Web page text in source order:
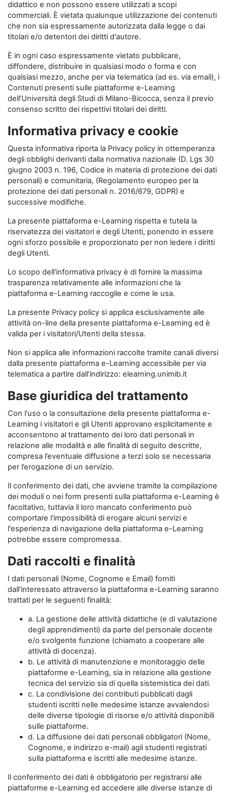
didattico e non possono essere utilizzati a scopi
commerciali. È vietata qualunque utilizzazione dei contenuti
che non sia espressamente autorizzata dalla legge o dai
titolari e/o detentori dei diritti d'autore.
È in ogni caso espressamente vietato pubblicare,
diffondere, distribuire in qualsiasi modo o forma e con
qualsiasi mezzo, anche per via telematica (ad es. via email), i
Contenuti presenti sulle piattaforme e-Learning
dell’Università degli Studi di Milano-Bicocca, senza il previo
consenso scritto dei rispettivi titolari dei diritti.
Informativa privacy e cookie
Questa informativa riporta la Privacy policy in ottemperanza
degli obblighi derivanti dalla normativa nazionale (D. Lgs 30
giugno 2003 n. 196, Codice in materia di protezione dei dati
personali) e comunitaria, (Regolamento europeo per la
protezione dei dati personali n. 2016/679, GDPR) e
successive modifiche.
La presente piattaforma e-Learning rispetta e tutela la
riservatezza dei visitatori e degli Utenti, ponendo in essere
ogni sforzo possibile e proporzionato per non ledere i diritti
degli Utenti.
Lo scopo dell'informativa privacy è di fornire la massima
trasparenza relativamente alle informazioni che la
piattaforma e-Learning raccoglie e come le usa.
La presente Privacy policy si applica esclusivamente alle
attività on-line della presente piattaforma e-Learning ed è
valida per i visitatori/Utenti della stessa.
Non si applica alle informazioni raccolte tramite canali diversi
dalla presente piattaforma e-Learning accessibile per via
telematica a partire dall’indirizzo: elearning.unimib.it
Base giuridica del trattamento
Con l'uso o la consultazione della presente piattaforma e-
Learning i visitatori e gli Utenti approvano esplicitamente e
acconsentono al trattamento dei loro dati personali in
relazione alle modalità e alle finalità di seguito descritte,
compresa l’eventuale diffusione a terzi solo se necessaria
per l’erogazione di un servizio.
Il conferimento dei dati, che avviene tramite la compilazione
dei moduli o nei form presenti sulla piattaforma e-Learning è
facoltativo, tuttavia il loro mancato conferimento può
comportare l'impossibilità di erogare alcuni servizi e
l'esperienza di navigazione della piattaforma e-Learning
potrebbe essere compromessa.
Dati raccolti e finalità
I dati personali (Nome, Cognome e Email) forniti
dall’interessato attraverso la piattaforma e-Learning saranno
trattati per le seguenti finalità:
a. La gestione delle attività didattiche (e di valutazione
degli apprendimenti) da parte del personale docente
e/o svolgente funzione (chiamato a cooperare alle
attività di docenza).
b. Le attività di manutenzione e monitoraggio delle
piattaforme e-Learning, sia in relazione alla gestione
tecnica del servizio sia di quella sistemistica dei dati.
c. La condivisione dei contributi pubblicati dagli
studenti iscritti nelle medesime istanze avvalendosi
delle diverse tipologie di risorse e/o attività disponibili
sulle piattaforme.
d. La diffusione dei dati personali obbligatori (Nome,
Cognome, e indirizzo e-mail) agli studenti registrati
sulla piattaforma e iscritti alle medesime istanze.
Il conferimento dei dati è obbligatorio per registrarsi alle
piattaforme e-Learning ed accedere alle diverse istanze di